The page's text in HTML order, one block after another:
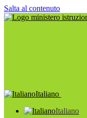
Salta al contenuto
Italiano
Italiano